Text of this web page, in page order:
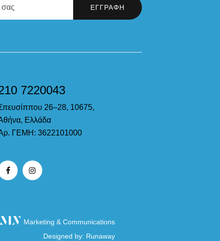
7220043
26–28, 10675,
Ελλάδα
ΓΕΜΗ: 3622101000
Marketing & Communications
Designed by: Runaway